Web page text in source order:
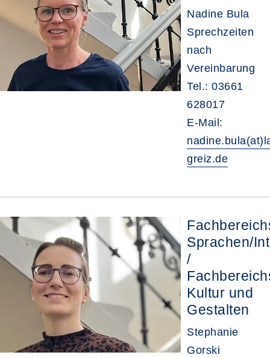
Nadine Bula
Sprechzeiten
nach
Vereinbarung
Tel.: 03661
628017
E-Mail:
greiz.de
Sprachen/
/
Kultur und
Gestalten
Stephanie
Gorski